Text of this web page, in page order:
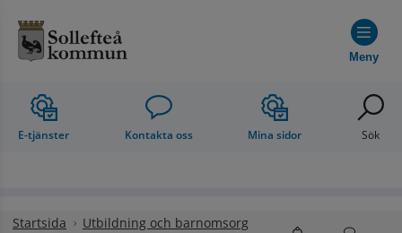
Meny
E-tjänster Kontakta oss Mina sidor Sök
Startsida
Utbildning och barnomsorg